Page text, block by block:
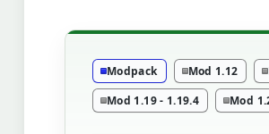
Modpack Mod 1.12
Mod 1.19 - 1.19.4
Mod